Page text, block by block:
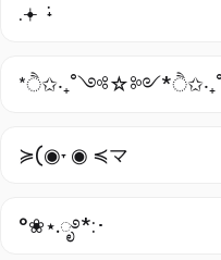
.𖥔 ݁ ˖
*ੈ✩‧₊˚༺☆༻*ੈ✩‧₊˚
≽(◉˕ ◉ ≼マ
°❀⋆.ೃ࿔*:･